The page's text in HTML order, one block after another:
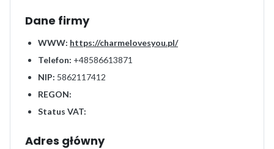
Dane firmy
WWW: https://charmelovesyou.pl/
Telefon: +48586613871
NIP: 5862117412
REGON:
Status VAT:
Adres główny